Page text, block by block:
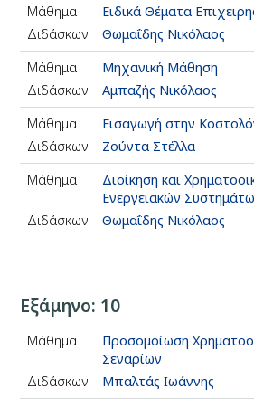
Μάθημα
Ειδικά Θέματα
Διδάσκων
Θωμαΐδης Νικόλαος
Μάθημα
Μηχανική Μάθηση
Διδάσκων
Αμπαζής Νικόλαος
Μάθημα
Εισαγωγή στην
Διδάσκων
Ζούντα Στέλλα
Μάθημα
Διοίκηση και
Ενεργειακών
Διδάσκων
Θωμαΐδης Νικόλαος
Εξάμηνο: 10
Μάθημα
Προσομοίωση
Σεναρίων
Διδάσκων
Μπαλτάς Ιωάννης